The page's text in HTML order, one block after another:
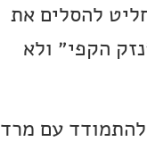
להסלים את
הקפי״ ולא
להתמודד עם מרד